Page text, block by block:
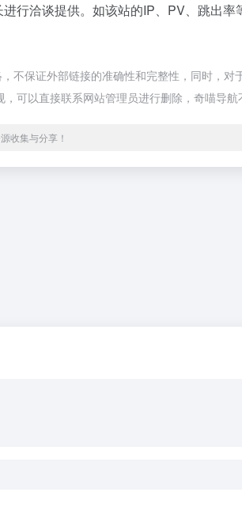
行洽谈提供。如该站的IP、PV、跳出率
不保证外部链接的准确性和完整性，同时，
可以直接联系网站管理员进行删除，奇喵导航
收集与分享！